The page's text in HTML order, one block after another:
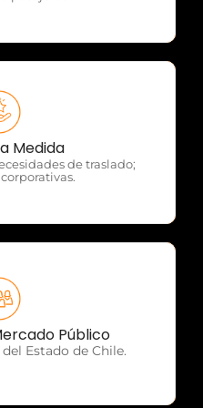
Medida
de traslado;
Público
Estado de Chile.